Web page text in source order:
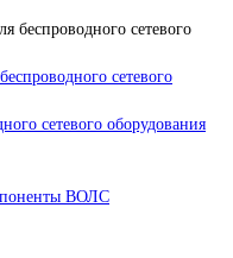
сетевого
сетевого оборудования
ВОЛС